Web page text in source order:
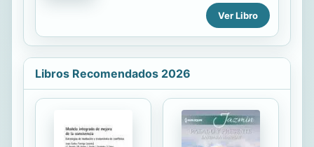
un secreto, y algunos secretos son
peligrosos... *** Ellery tiene
diecisiete años y una obsesión con
de investigación, que desestima las
pruebas para encontrar al culpable.
Ver Libro
Libros Recomendados 2026